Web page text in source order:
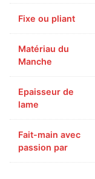
Fixe ou pliant
Matériau du
Manche
Epaisseur de
lame
Fait-main avec
passion par